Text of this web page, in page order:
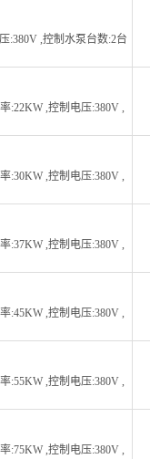
:380V ,控制水泵台数:2台
:22KW ,控制电压:380V ,
:30KW ,控制电压:380V ,
:37KW ,控制电压:380V ,
:45KW ,控制电压:380V ,
:55KW ,控制电压:380V ,
:75KW ,控制电压:380V ,